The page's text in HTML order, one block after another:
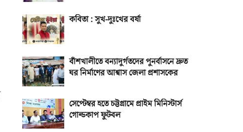
কবিতা : সুখ-দুঃখের বর্ষা
বাঁশখালীতে বন্যাদুর্গতদের পুনর্বাসনে দ্রুত
ঘর নির্মাণের আশ্বাস জেলা প্রশাসকের
সেপ্টেম্বর হতে চট্টগ্রামে প্রাইম মিনিস্টার্স
গোল্ডকাপ ফুটবল